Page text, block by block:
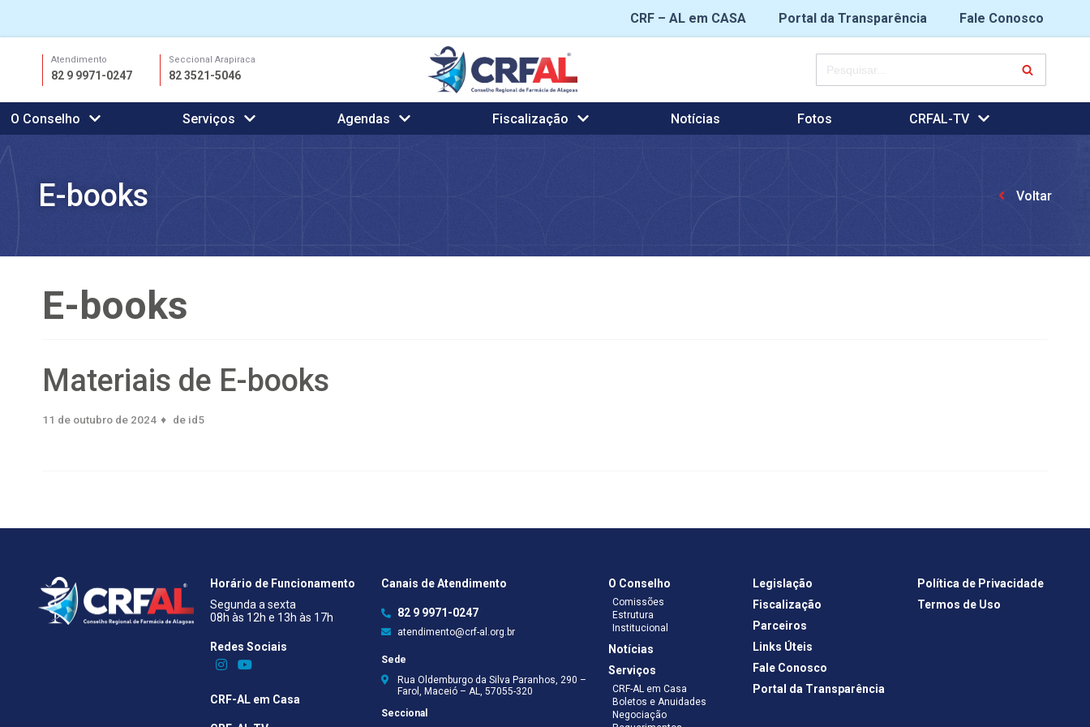
CRF – AL em CASA Portal da Transparência
Fale Conosco
conteúdo
Atendimento
82 9 9971-0247
Seccional Arapiraca
82 3521-5046
O Conselho Serviços Agendas Fiscalização Notícias Fotos CRFAL-TV
E-books Voltar
E-books
Materiais de E-books
11 de outubro de 2024 de id5
Horário de Funcionamento
Segunda a sexta
08h às 12h e 13h às 17h
Redes Sociais​
CRF-AL em Casa
Canais de Atendimento
82 9 9971-0247
atendimento@crf-al.org.br
Sede
Rua Oldemburgo da Silva Paranhos, 290 –
Farol, Maceió – AL, 57055-320
Seccional
O Conselho
Comissões
Estrutura
Institucional
Notícias
Serviços
CRF-AL em Casa
Boletos e Anuidades
Negociação
Legislação
Fiscalização
Parceiros
Links Úteis
Fale Conosco
Portal da Transparência
Política de Privacidade
Termos de Uso